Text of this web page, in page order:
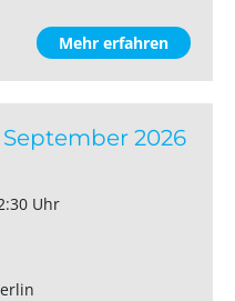
Mehr erfahren
2026
Uhr